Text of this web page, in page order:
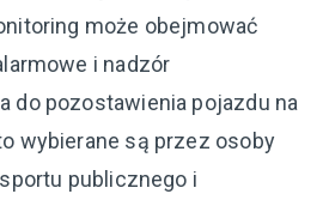
może obejmować
i nadzór
do pozostawienia pojazdu na
wybierane są przez osoby
publicznego i